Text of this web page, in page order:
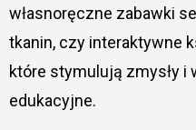
własnoręczne zabawki
tkanin, czy interaktywne
które stymulują zmysły i
edukacyjne.